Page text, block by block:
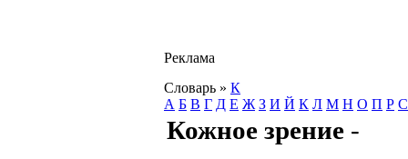
Реклама
Словарь » К
А Б В Г Д Е Ж З И Й К Л М Н О П Р С
Кожное зрение -